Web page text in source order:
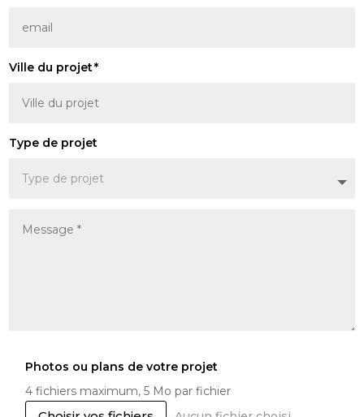
Ville du projet
Type de projet
Photos ou plans de votre projet
4 fichiers maximum, 5 Mo par fichier
File Input